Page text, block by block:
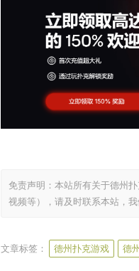
免责声明：本站所有关于德州
视频等），请及时联系本站，
文章标签： 德州扑克游戏 德